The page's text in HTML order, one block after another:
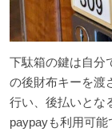
下駄箱の鍵は自分
の後財布キーを渡
行い、後払いとな
paypayも利用可能